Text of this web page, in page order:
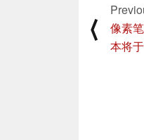
⟨
像素
本将